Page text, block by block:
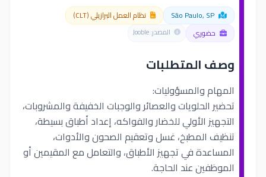
نظام العمل البرازيلي (CLT)
حضوري
المصدر: Jooble
وصف المتطلبات
المهام والمسؤوليات:
تحضير الحلويات والعصائر والوجبات الخفيفة والمشروبات،
التجهيز الأولي للخضار والفواكه، إعداد أطباق بسيطة،
تنظيف المطبخ، غسل وتعقيم الصحون والأدوات،
المساعدة في تجهيز الأطباق، والتعامل مع المقيمين أو
الموظفين عند الحاجة.